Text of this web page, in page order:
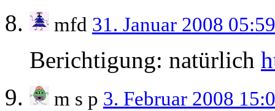
mfd 31. Januar 2008
Berichtigung: natürlich
m s p 3. Februar 2008